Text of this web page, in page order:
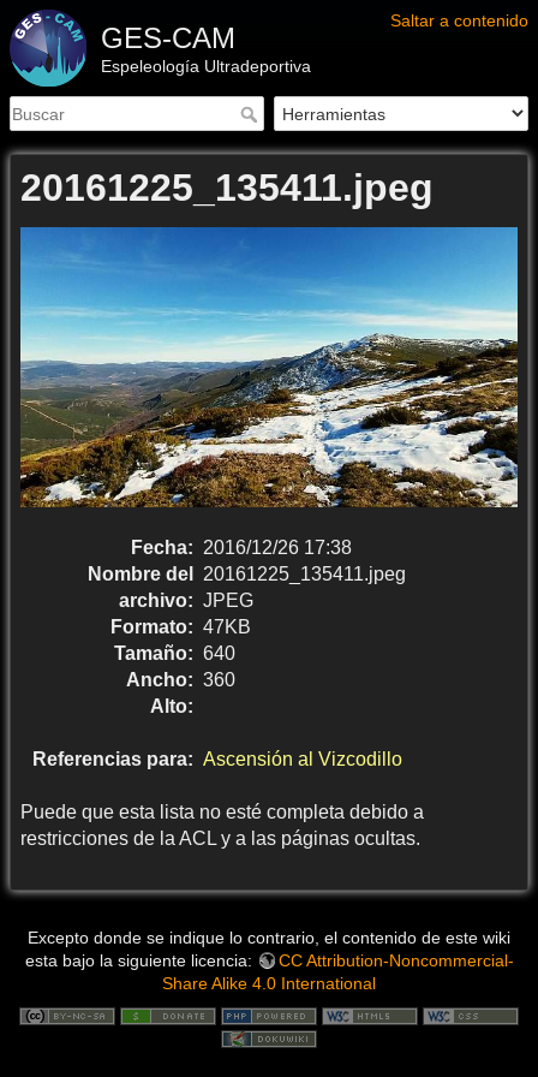
Saltar a contenido
GES-CAM
Espeleología Ultradeportiva
20161225_135411.jpeg
Fecha: 2016/12/26 17:38
Nombre del
archivo:
20161225_135411.jpeg
Formato:
JPEG
Tamaño:
47KB
Ancho:
640
Alto:
360
Referencias para: Ascensión al Vizcodillo
Puede que esta lista no esté completa debido a
restricciones de la ACL y a las páginas ocultas.
Excepto donde se indique lo contrario, el contenido de este wiki
esta bajo la siguiente licencia:
CC Attribution-Noncommercial-
Share Alike 4.0 International